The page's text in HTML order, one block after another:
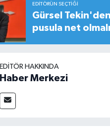
EDITÖRÜN SEÇTIĞI
Gürsel
pusula net olmalı
EDITÖR HAKKINDA
Haber Merkezi